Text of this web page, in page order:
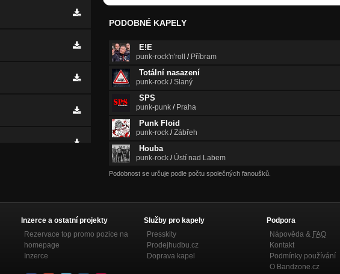
PODOBNÉ KAPELY
E!E
punk-rock'n'roll / Příbram
Totální nasazení
punk-rock /Slaný
SPS
punk-punk / Praha
Punk Floid
punk-rock /Zábřeh
Houba
punk-rock / Ústí nad Labem
Podobnost se určuje podle počtu společných fanoušků.
Inzerce a ostatní projekty
Rezervace top promo pozice na
homepage
Inzerce
Služby pro kapely
Presskity
Prodejhudbu.cz
Doprava kapel
Podpora
Nápověda & FAQ
Kontakt
Podmínky používání
O Bandzone.cz